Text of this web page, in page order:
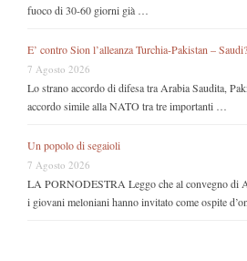
fuoco di 30-60 giorni già …
E’ contro Sion l’alleanza Turchia-Pakistan – Saudi?
7 Agosto 2026
Lo strano accordo di difesa tra Arabia Saudita,
accordo simile alla NATO tra tre importanti …
Un popolo di segaioli
7 Agosto 2026
LA PORNODESTRA Leggo che al convegno di
i giovani meloniani hanno invitato come ospite